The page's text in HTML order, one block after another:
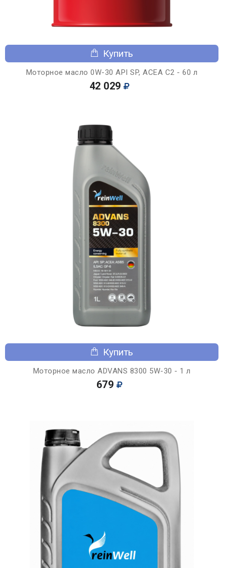
Купить
Моторное масло 0W-30 API SP, ACEA C2 - 60 л
42 029
Купить
Моторное масло ADVANS 8300 5W-30 - 1 л
679